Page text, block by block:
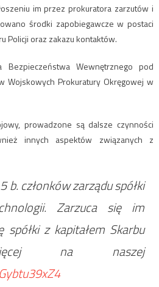
im przez prokuratora zarzutów i
środki zapobiegawcze w postaci
Policji oraz zakazu kontaktów.
Bezpieczeństwa Wewnętrznego pod
Wojskowych Prokuratury Okręgowej w
prowadzone są dalsze czynności
innych aspektów związanych z
b. członków zarządu spółki
Zarzuca się im
spółki z kapitałem Skarbu
na naszej